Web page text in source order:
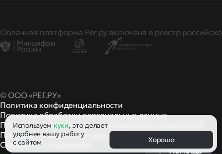
Облачная платформа Рег.ру включена в реестр
© ООО «РЕГ.РУ»
Политика конфиденциальности
Политика обработки персональных данных
Правила применения рекомендательных технологий
Правила пользованияи другие
правила и политики
Сообщить о нарушении
Используем куки, это делает
удобнее вашу работу
с сайтом
Хорошо
Помощь